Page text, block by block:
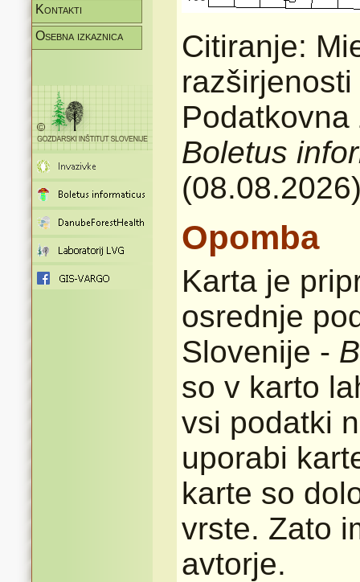
Kontakti
Osebna izkaznica
Citiranje:
Boletus
Opomba
Karta je
osrednje
Slovenije -
so v karto
vsi podatki
uporabi
karte so
vrste. Zato
avtorje.